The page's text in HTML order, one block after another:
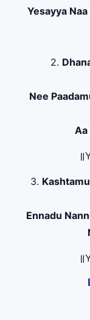
Yesayya
2.
Nee
Aa
3.
Ennadu